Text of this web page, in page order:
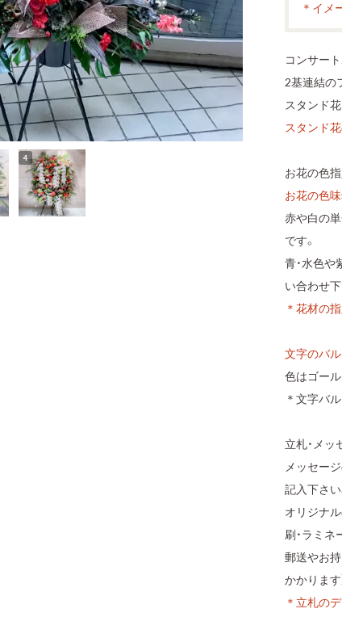
＊イメ
コンサー
2基連結の
スタンド
スタンド
お花の色
お花の色
赤や白の
です。
青・水色や
い合わせ下
＊花材の
文字のバル
色はゴール
＊文字バ
立札・メ
メッセー
記入下さい
オリジナ
刷・ラミネ
郵送やお
かかります
＊立札の